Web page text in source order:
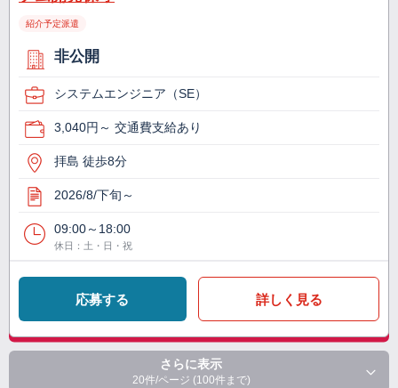
紹介予定派遣
非公開
システムエンジニア（SE）
3,040円～ 交通費支給あり
拝島 徒歩8分
2026/8/下旬～
09:00～18:00
休日：土・日・祝
応募する 詳しく見る
さらに表示
20件/ページ (100件まで)